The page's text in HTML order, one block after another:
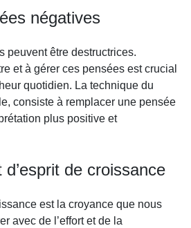
négatives
peuvent être destructrices.
et à gérer ces pensées est crucial
quotidien. La technique du
consiste à remplacer une pensée
plus positive et
de croissance
est la croyance que nous
avec de l’effort et de la